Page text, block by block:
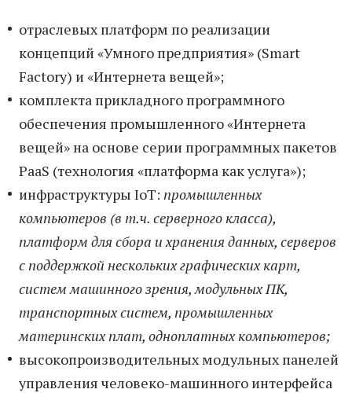
отраслевых платформ по реализации
концепций «Умного предприятия» (Smart
Factory) и «Интернета вещей»;
комплекта прикладного программного
обеспечения промышленного «Интернета
вещей» на основе серии программных пакетов
PaaS (технология «платформа как услуга»);
инфраструктуры IoT: промышленных
компьютеров (в т.ч. серверного класса),
платформ для сбора и хранения данных, серверов
с поддержкой нескольких графических карт,
систем машинного зрения, модульных ПК,
транспортных систем, промышленных
материнских плат, одноплатных компьютеров;
высокопроизводительных модульных панелей
управления человеко-машинного интерфейса